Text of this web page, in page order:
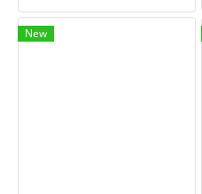
New